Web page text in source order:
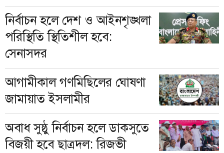
নির্বাচন হলে দেশ ও আইনশৃঙ্খলা
পরিস্থিতি স্থিতিশীল হবে:
সেনাসদর
আগামীকাল গণমিছিলের ঘোষণা
জামায়াত ইসলামীর
অবাধ সুষ্ঠু নির্বাচন হলে ডাকসুতে
বিজয়ী হবে ছাত্রদল: রিজভী